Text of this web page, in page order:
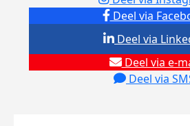
Deel via
Deel via e-
Deel via
Deel via